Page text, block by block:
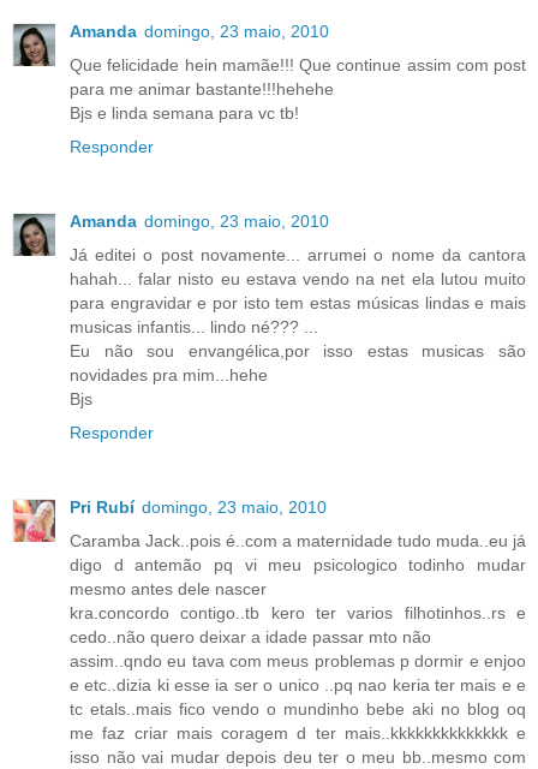
Amanda domingo, 23 maio, 2010
Que felicidade hein mamãe!!! Que continue assim com post
para me animar bastante!!!hehehe
Bjs e linda semana para vc tb!
Responder
Amanda domingo, 23 maio, 2010
Já editei o post novamente... arrumei o nome da cantora
hahah... falar nisto eu estava vendo na net ela lutou muito
para engravidar e por isto tem estas músicas lindas e mais
musicas infantis... lindo né??? ...
Eu não sou envangélica,por isso estas musicas são
novidades pra mim...hehe
Bjs
Responder
Pri Rubí domingo, 23 maio, 2010
Caramba Jack..pois é..com a maternidade tudo muda..eu já
digo d antemão pq vi meu psicologico todinho mudar
mesmo antes dele nascer
kra.concordo contigo..tb kero ter varios filhotinhos..rs e
cedo..não quero deixar a idade passar mto não
assim..qndo eu tava com meus problemas p dormir e enjoo
e etc..dizia ki esse ia ser o unico ..pq nao keria ter mais e e
tc etals..mais fico vendo o mundinho bebe aki no blog oq
me faz criar mais coragem d ter mais..kkkkkkkkkkkkkk e
isso não vai mudar depois deu ter o meu bb..mesmo com